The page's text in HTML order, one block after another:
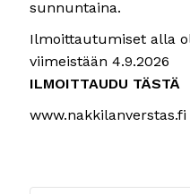
sunnuntaina.
Ilmoittautumiset alla
viimeistään 4.9.2026
ILMOITTAUDU TÄSTÄ
www.nakkilanverstas.fi